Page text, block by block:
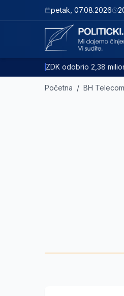
petak 07.08.2026
ZDK odobrio 2,38
Početna / BH